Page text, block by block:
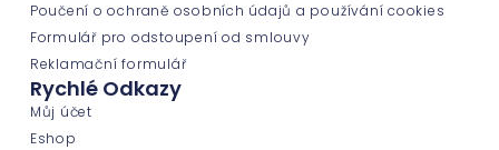
Poučení o ochraně osobních údajů a používání cookies
Formulář pro odstoupení od smlouvy
Reklamační formulář
Rychlé Odkazy
Můj účet
Eshop